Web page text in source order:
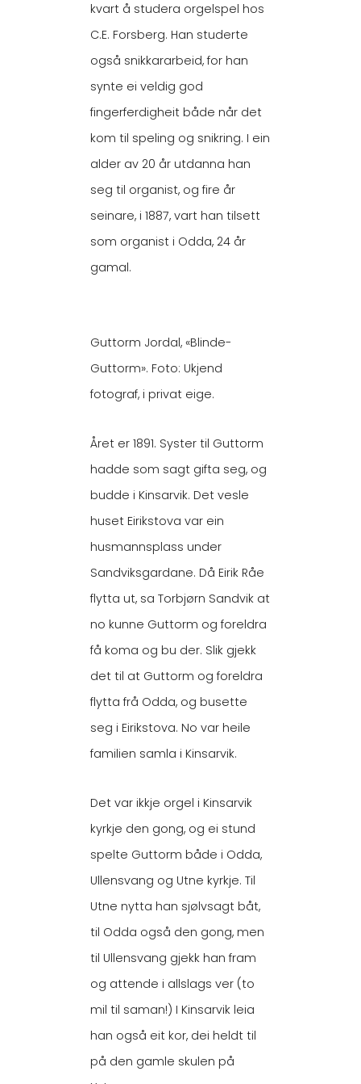
kvart å studera orgelspel hos
C.E. Forsberg. Han studerte
også snikkararbeid, for han
synte ei veldig god
fingerferdigheit både når det
kom til speling og snikring. I ein
alder av 20 år utdanna han
seg til organist, og fire år
seinare, i 1887, vart han tilsett
som organist i Odda, 24 år
gamal.
Guttorm Jordal, «Blinde-
Guttorm». Foto: Ukjend
fotograf, i privat eige.
Året er 1891. Syster til Guttorm
hadde som sagt gifta seg, og
budde i Kinsarvik. Det vesle
huset Eirikstova var ein
husmannsplass under
Sandviksgardane. Då Eirik Råe
flytta ut, sa Torbjørn Sandvik at
no kunne Guttorm og foreldra
få koma og bu der. Slik gjekk
det til at Guttorm og foreldra
flytta frå Odda, og busette
seg i Eirikstova. No var heile
familien samla i Kinsarvik.
Det var ikkje orgel i Kinsarvik
kyrkje den gong, og ei stund
spelte Guttorm både i Odda,
Ullensvang og Utne kyrkje. Til
Utne nytta han sjølvsagt båt,
til Odda også den gong, men
til Ullensvang gjekk han fram
og attende i allslags ver (to
mil til saman!) I Kinsarvik leia
han også eit kor, dei heldt til
på den gamle skulen på